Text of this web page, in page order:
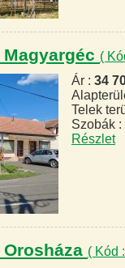
(
Ár : 34
Telek
Szobák :
Részlet
( Kód